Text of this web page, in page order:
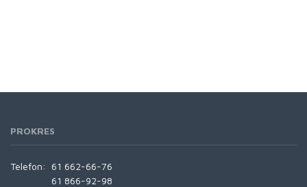
PROKRES
Telefon:
61 662-66-76
61 866-92-98